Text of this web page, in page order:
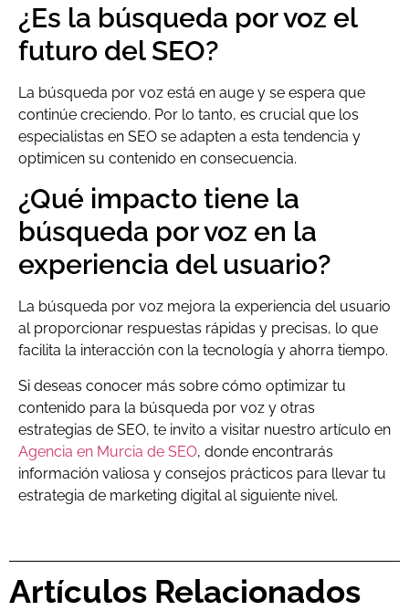
¿Es la búsqueda por voz el
futuro del SEO?
La búsqueda por voz está en auge y se espera que
continúe creciendo. Por lo tanto, es crucial que los
especialistas en SEO se adapten a esta tendencia y
optimicen su contenido en consecuencia.
¿Qué impacto tiene la
búsqueda por voz en la
experiencia del usuario?
La búsqueda por voz mejora la experiencia del usuario
al proporcionar respuestas rápidas y precisas, lo que
facilita la interacción con la tecnología y ahorra tiempo.
Si deseas conocer más sobre cómo optimizar tu
contenido para la búsqueda por voz y otras
estrategias de SEO, te invito a visitar nuestro artículo en
Agencia en Murcia de SEO, donde encontrarás
información valiosa y consejos prácticos para llevar tu
estrategia de marketing digital al siguiente nivel.
Artículos Relacionados